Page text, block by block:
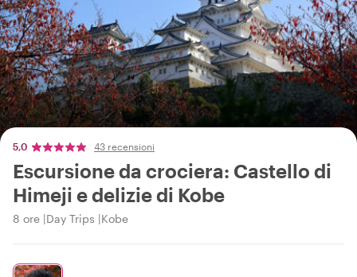
5,0 43 recensioni
Escursione da crociera: Castello di
Himeji e delizie di Kobe
8 ore Day Trips Kobe